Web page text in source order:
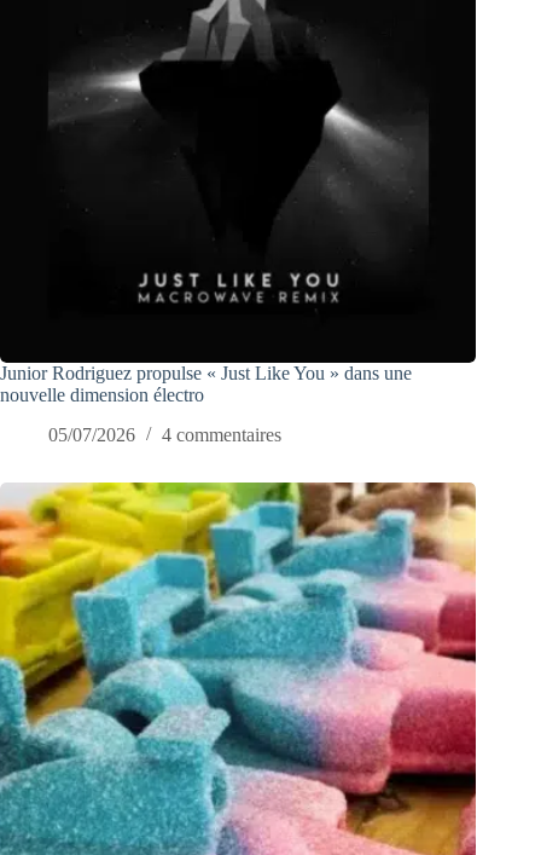
Junior Rodriguez propulse « Just Like You » dans une
nouvelle dimension électro
05/07/2026
4 commentaires